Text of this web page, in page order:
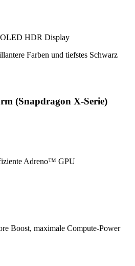
HDR Display
Farben und tiefstes Schwarz
(Snapdragon X-Serie)
Adreno™ GPU
Boost, maximale Compute-Power